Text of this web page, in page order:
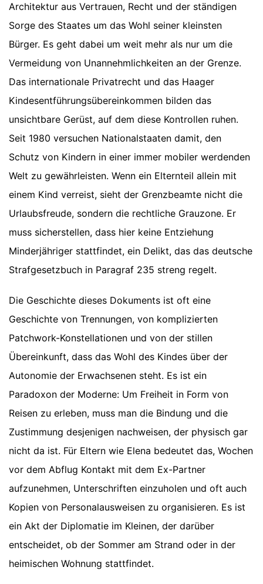
Architektur aus Vertrauen, Recht und der ständigen
Sorge des Staates um das Wohl seiner kleinsten
Bürger. Es geht dabei um weit mehr als nur um die
Vermeidung von Unannehmlichkeiten an der Grenze.
Das internationale Privatrecht und das Haager
Kindesentführungsübereinkommen bilden das
unsichtbare Gerüst, auf dem diese Kontrollen ruhen.
Seit 1980 versuchen Nationalstaaten damit, den
Schutz von Kindern in einer immer mobiler werdenden
Welt zu gewährleisten. Wenn ein Elternteil allein mit
einem Kind verreist, sieht der Grenzbeamte nicht die
Urlaubsfreude, sondern die rechtliche Grauzone. Er
muss sicherstellen, dass hier keine Entziehung
Minderjähriger stattfindet, ein Delikt, das das deutsche
Strafgesetzbuch in Paragraf 235 streng regelt.
Die Geschichte dieses Dokuments ist oft eine
Geschichte von Trennungen, von komplizierten
Patchwork-Konstellationen und von der stillen
Übereinkunft, dass das Wohl des Kindes über der
Autonomie der Erwachsenen steht. Es ist ein
Paradoxon der Moderne: Um Freiheit in Form von
Reisen zu erleben, muss man die Bindung und die
Zustimmung desjenigen nachweisen, der physisch gar
nicht da ist. Für Eltern wie Elena bedeutet das, Wochen
vor dem Abflug Kontakt mit dem Ex-Partner
aufzunehmen, Unterschriften einzuholen und oft auch
Kopien von Personalausweisen zu organisieren. Es ist
ein Akt der Diplomatie im Kleinen, der darüber
entscheidet, ob der Sommer am Strand oder in der
heimischen Wohnung stattfindet.